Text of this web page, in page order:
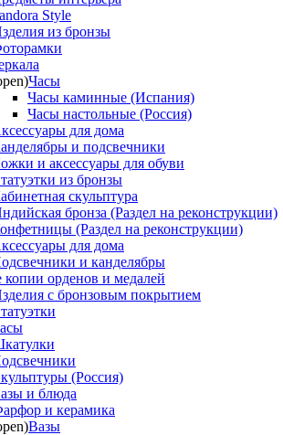
Style
из бронзы
Часы
Часы каминные (Испания)
Часы настольные (Россия)
для дома
и подсвечники
и аксессуары для обуви
из бронзы
скульптура
бронза (Раздел на реконструкции)
(Раздел на реконструкции)
для дома
и канделябры
орденов и медалей
с бронзовым покрытием
(Россия)
и блюда
и керамика
Вазы